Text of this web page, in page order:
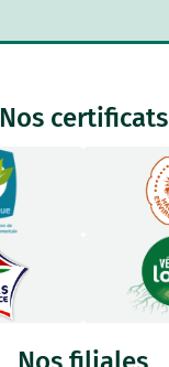
Nos certificats